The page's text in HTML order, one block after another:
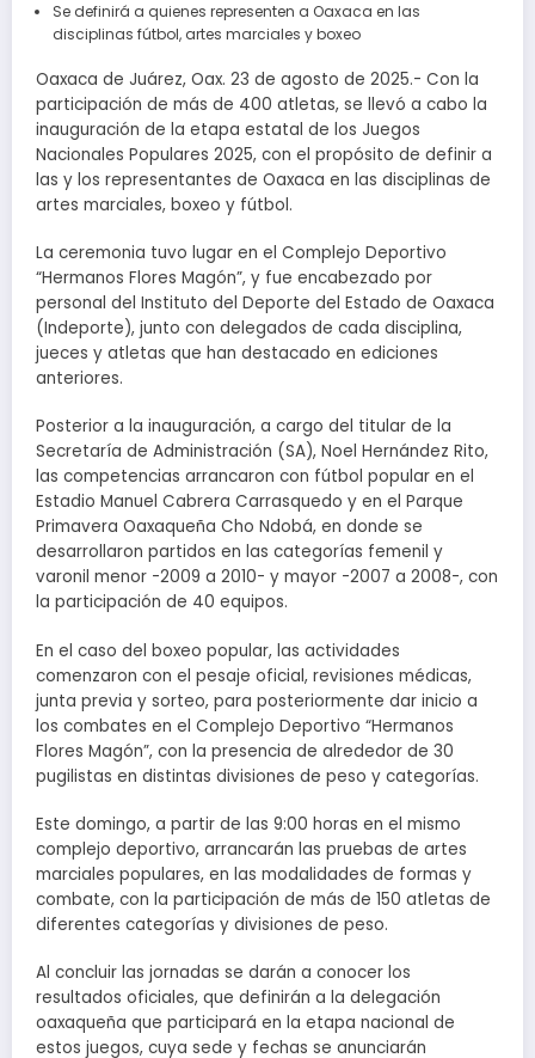
Se definirá a quienes representen a Oaxaca en las
disciplinas fútbol, artes marciales y boxeo
Oaxaca de Juárez, Oax. 23 de agosto de 2025.- Con la
participación de más de 400 atletas, se llevó a cabo la
inauguración de la etapa estatal de los Juegos
Nacionales Populares 2025, con el propósito de definir a
las y los representantes de Oaxaca en las disciplinas de
artes marciales, boxeo y fútbol.
La ceremonia tuvo lugar en el Complejo Deportivo
“Hermanos Flores Magón”, y fue encabezado por
personal del Instituto del Deporte del Estado de Oaxaca
(Indeporte), junto con delegados de cada disciplina,
jueces y atletas que han destacado en ediciones
anteriores.
Posterior a la inauguración, a cargo del titular de la
Secretaría de Administración (SA), Noel Hernández Rito,
las competencias arrancaron con fútbol popular en el
Estadio Manuel Cabrera Carrasquedo y en el Parque
Primavera Oaxaqueña Cho Ndobá, en donde se
desarrollaron partidos en las categorías femenil y
varonil menor -2009 a 2010- y mayor -2007 a 2008-, con
la participación de 40 equipos.
En el caso del boxeo popular, las actividades
comenzaron con el pesaje oficial, revisiones médicas,
junta previa y sorteo, para posteriormente dar inicio a
los combates en el Complejo Deportivo “Hermanos
Flores Magón”, con la presencia de alrededor de 30
pugilistas en distintas divisiones de peso y categorías.
Este domingo, a partir de las 9:00 horas en el mismo
complejo deportivo, arrancarán las pruebas de artes
marciales populares, en las modalidades de formas y
combate, con la participación de más de 150 atletas de
diferentes categorías y divisiones de peso.
Al concluir las jornadas se darán a conocer los
resultados oficiales, que definirán a la delegación
oaxaqueña que participará en la etapa nacional de
estos juegos, cuya sede y fechas se anunciarán